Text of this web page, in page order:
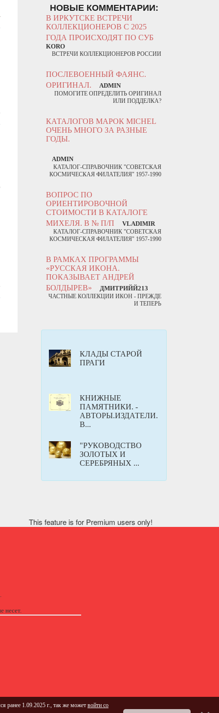
НОВЫЕ КОММЕНТАРИИ:
В ИРКУТСКЕ ВСТРЕЧИ
КОЛЛЕКЦИОНЕРОВ С 2025
ГОДА ПРОИСХОДЯТ ПО СУБ
KORO
ВСТРЕЧИ КОЛЛЕКЦИОНЕРОВ РОССИИ
ПОСЛЕВОЕННЫЙ ФАЯНС.
ОРИГИНАЛ.
ADMIN
ПОМОГИТЕ ОПРЕДЕЛИТЬ ОРИГИНАЛ
ИЛИ ПОДДЕЛКА?
КАТАЛОГОВ МАРОК MICHEL
ОЧЕНЬ МНОГО ЗА РАЗНЫЕ
ГОДЫ.
ADMIN
КАТАЛОГ-СПРАВОЧНИК "СОВЕТСКАЯ
КОСМИЧЕСКАЯ ФИЛАТЕЛИЯ" 1957-1990
ВОПРОС ПО
ОРИЕНТИРОВОЧНОЙ
СТОИМОСТИ В КАТАЛОГЕ
МИХЕЛЯ. В № П/П
VLADIMIR
КАТАЛОГ-СПРАВОЧНИК "СОВЕТСКАЯ
КОСМИЧЕСКАЯ ФИЛАТЕЛИЯ" 1957-1990
В РАМКАХ ПРОГРАММЫ
«РУССКАЯ ИКОНА.
ПОКАЗЫВАЕТ АНДРЕЙ
БОЛДЫРЕВ»
ДМИТРИЙЙ213
ЧАСТНЫЕ КОЛЛЕКЦИИ ИКОН - ПРЕЖДЕ
И ТЕПЕРЬ
КЛАДЫ СТАРОЙ
ПРАГИ
КНИЖНЫЕ
ПАМЯТНИКИ. -
АВТОРЫ.ИЗДАТЕЛИ.
В...
"РУКОВОДСТВО
ЗОЛОТЫХ И
СЕРЕБРЯНЫХ ...
This feature is for Premium users only!
несет.
ранее 1.09.2025 г., так же может войти со